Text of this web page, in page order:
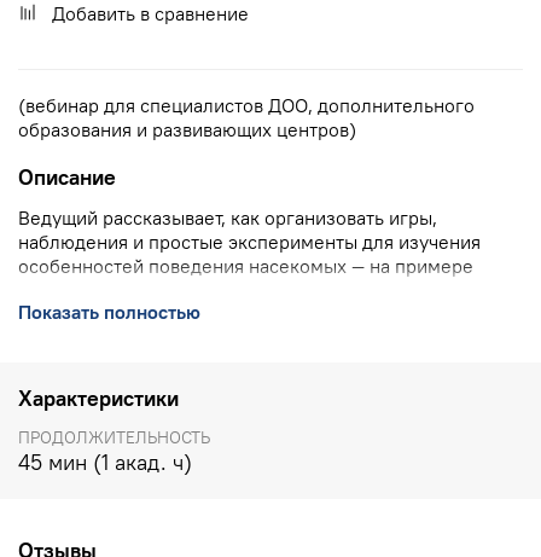
Добавить в сравнение
(вебинар для специалистов ДОО, дополнительного
образования и развивающих центров)
Описание
Ведущий рассказывает, как организовать игры,
наблюдения и простые эксперименты для изучения
особенностей поведения насекомых — на примере
(горячая линия, бесплатно по РФ), 8(903) 614 8579
(офис),training@int-edu.ru
Показать полностью
Характеристики
ПРОДОЛЖИТЕЛЬНОСТЬ
45 мин (1 акад. ч)
Отзывы